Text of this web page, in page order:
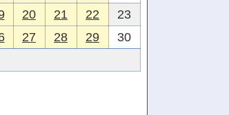
20 21 22
23
27 28 29
30